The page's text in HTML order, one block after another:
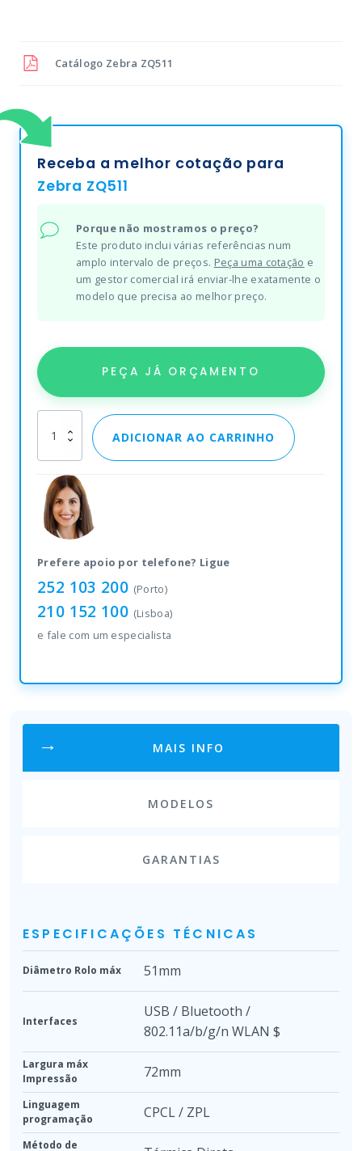
Catálogo Zebra ZQ511
Receba a melhor cotação para
Zebra ZQ511
Porque não mostramos o preço?
Este produto inclui várias referências num
amplo intervalo de preços. Peça uma cotação e
um gestor comercial irá enviar-lhe exatamente o
modelo que precisa ao melhor preço.
PEÇA JÁ ORÇAMENTO
ZQ511
ADICIONAR AO CARRINHO
Prefere apoio por telefone? Ligue
252 103 200 (Porto)
210 152 100 (Lisboa)
e fale com um especialista
MAIS INFO
MODELOS
GARANTIAS
ESPECIFICAÇÕES TÉCNICAS
Diâmetro Rolo máx 51mm
Interfaces
USB / Bluetooth /
802.11a/b/g/n WLAN $
Largura máx
Impressão
72mm
Linguagem
programação
CPCL / ZPL
Método de